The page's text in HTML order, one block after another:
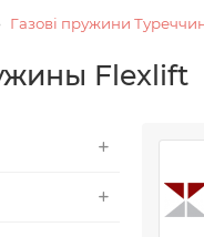
Газові пружини
Flexlift